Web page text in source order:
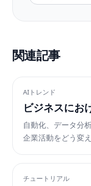
関連記事
AIトレンド
ビジネスにお
自動化、データ分
企業活動をどう変
チュートリアル